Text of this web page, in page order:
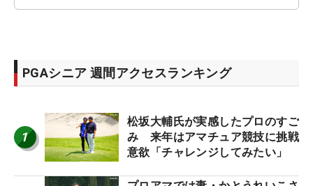
PGAシニア 週間アクセスランキング
1
松坂大輔氏が実感したプロのすご
み 来年はアマチュア競技に挑戦
意欲「チャレンジしてみたい」